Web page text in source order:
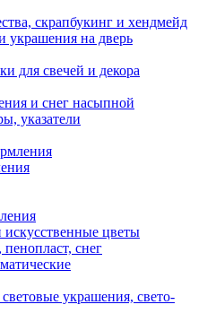
скрапбукинг и хендмейд
украшения на дверь
для свечей и декора
и снег насыпной
указатели
искусственные цветы
снег
украшения, свето-